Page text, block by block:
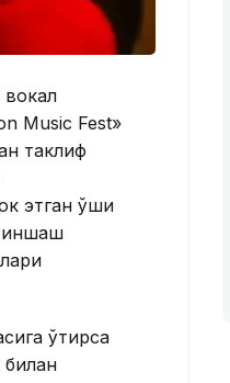
Music Fest»
таклиф
қўшиқ
ўтирса
билан